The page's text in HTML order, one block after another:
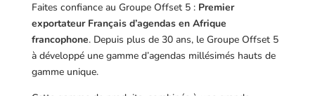
Faites confiance au Groupe Offset 5 : Premier
exportateur Français d’agendas en Afrique
francophone. Depuis plus de 30 ans, le Groupe Offset 5
à développé une gamme d’agendas millésimés hauts de
gamme unique.